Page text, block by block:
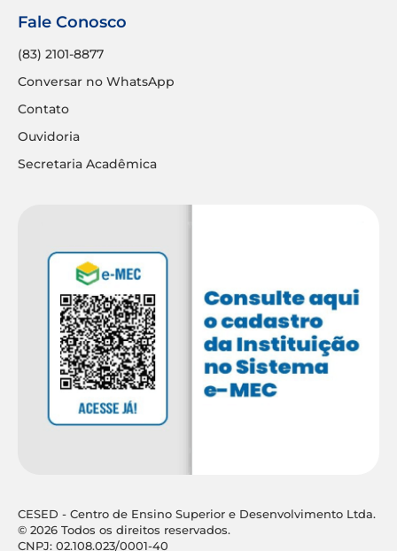
Fale Conosco
(83) 2101-8877
Conversar no WhatsApp
Contato
Ouvidoria
Secretaria Acadêmica
CESED - Centro de Ensino Superior e Desenvolvimento Ltda.
© 2026 Todos os direitos reservados.
CNPJ: 02.108.023/0001-40